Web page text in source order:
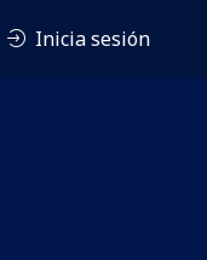
Inicia sesión